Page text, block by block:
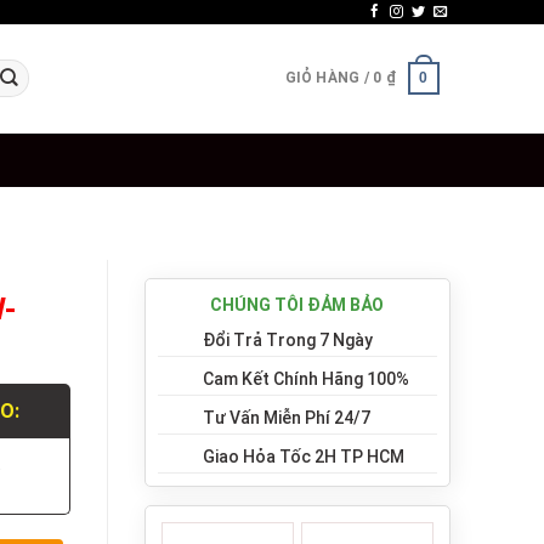
GIỎ HÀNG / 0 ₫ 0
CHÚNG TÔI ĐẢM BẢO
Đổi Trả Trong 7 Ngày
Cam Kết Chính Hãng 100%
Tư Vấn Miễn Phí 24/7
Giao Hỏa Tốc 2H TP HCM